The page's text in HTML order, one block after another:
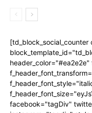
facebook="tagDiv"